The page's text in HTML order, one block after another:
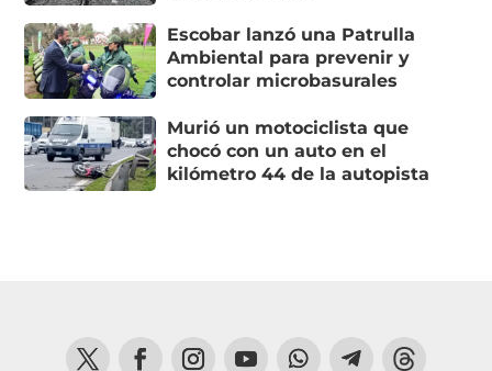
Escobar lanzó una Patrulla
Ambiental para prevenir y
controlar microbasurales
Murió un motociclista que
chocó con un auto en el
kilómetro 44 de la autopista